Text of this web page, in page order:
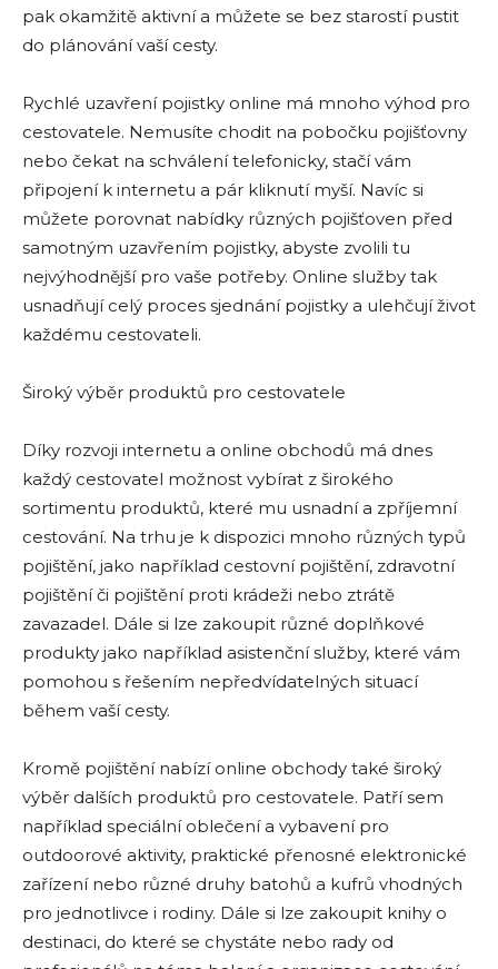
pak okamžitě aktivní a můžete se bez starostí pustit
do plánování vaší cesty.
Rychlé uzavření pojistky online má mnoho výhod pro
cestovatele. Nemusíte chodit na pobočku pojišťovny
nebo čekat na schválení telefonicky, stačí vám
připojení k internetu a pár kliknutí myší. Navíc si
můžete porovnat nabídky různých pojišťoven před
samotným uzavřením pojistky, abyste zvolili tu
nejvýhodnější pro vaše potřeby. Online služby tak
usnadňují celý proces sjednání pojistky a ulehčují život
každému cestovateli.
Široký výběr produktů pro cestovatele
Díky rozvoji internetu a online obchodů má dnes
každý cestovatel možnost vybírat z širokého
sortimentu produktů, které mu usnadní a zpříjemní
cestování. Na trhu je k dispozici mnoho různých typů
pojištění, jako například cestovní pojištění, zdravotní
pojištění či pojištění proti krádeži nebo ztrátě
zavazadel. Dále si lze zakoupit různé doplňkové
produkty jako například asistenční služby, které vám
pomohou s řešením nepředvídatelných situací
během vaší cesty.
Kromě pojištění nabízí online obchody také široký
výběr dalších produktů pro cestovatele. Patří sem
například speciální oblečení a vybavení pro
outdoorové aktivity, praktické přenosné elektronické
zařízení nebo různé druhy batohů a kufrů vhodných
pro jednotlivce i rodiny. Dále si lze zakoupit knihy o
destinaci, do které se chystáte nebo rady od